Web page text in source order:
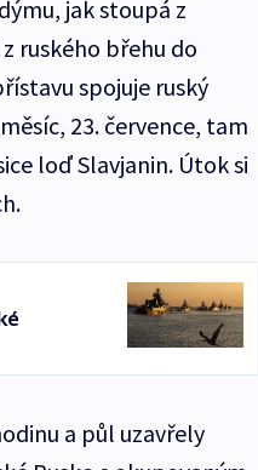
jak stoupá z
ruského břehu do
spojuje ruský
23. července, tam
loď Slavjanin. Útok si
a půl uzavřely